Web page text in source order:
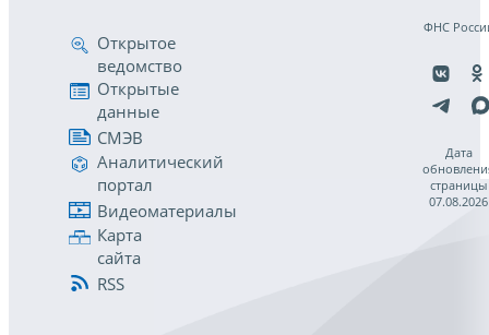
Открытое
ведомство
Открытые
данные
СМЭВ
Аналитический
портал
Видеоматериалы
Карта
сайта
RSS
ФНС
Дата
страницы
07.08.2026